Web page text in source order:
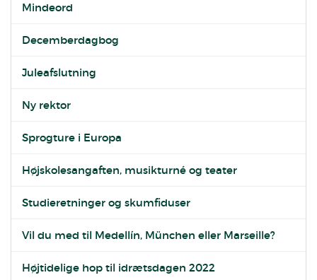
Mindeord
Decemberdagbog
Juleafslutning
Ny rektor
Sprogture i Europa
Højskolesangaften, musikturné og teater
Studieretninger og skumfiduser
Vil du med til Medellín, München eller Marseille?
Højtidelige hop til idrætsdagen 2022